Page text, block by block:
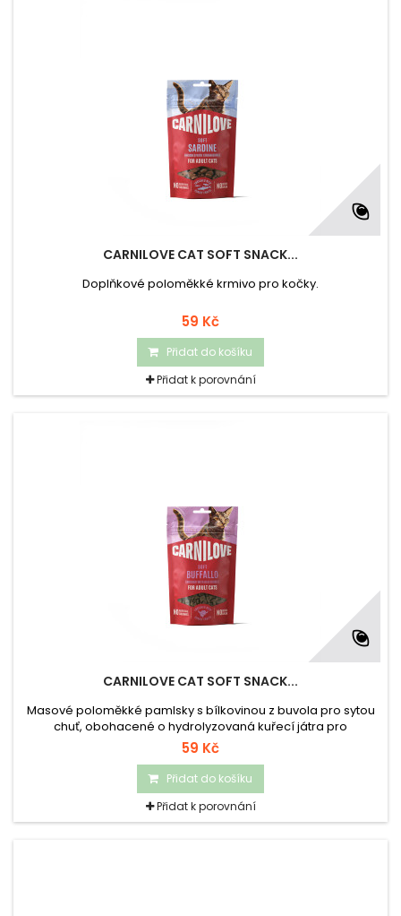
CARNILOVE CAT SOFT SNACK...
Doplňkové poloměkké krmivo pro kočky.
59 Kč
Přidat do košíku
Přidat k porovnání
CARNILOVE CAT SOFT SNACK...
Masové poloměkké pamlsky s bílkovinou z buvola pro sytou
chuť, obohacené o hydrolyzovaná kuřecí játra pro
zvýrazněníchuti. Kolagen pomáhá udržovat jemnou texturu,
zatímco borůvky poskytují přírodní antioxidanty pro
každodenní vitalitu. Doplňkové krmivo pro kočky.
59 Kč
Přidat do košíku
Přidat k porovnání